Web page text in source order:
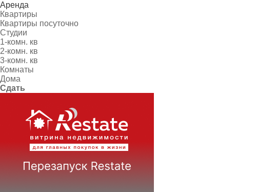
Аренда
Квартиры
Квартиры посуточно
Студии
1-комн. кв
2-комн. кв
3-комн. кв
Комнаты
Дома
Сдать